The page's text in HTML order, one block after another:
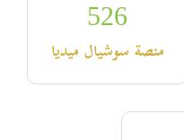
526
منصة سوشيال ميديا